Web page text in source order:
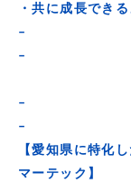
・共に成長でき
–
–
–
–
【愛知県に特化
マーテック】